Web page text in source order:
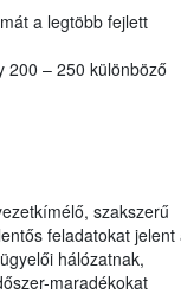
a legtöbb fejlett
200 – 250 különböző
szakszerű
feladatokat jelent
hálózatnak,
maradékokat